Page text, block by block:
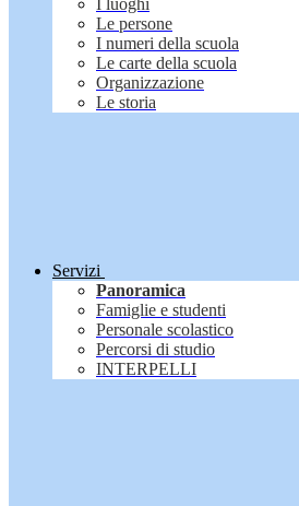
I luoghi
Le persone
I numeri della scuola
Le carte della scuola
Organizzazione
Le storia
Servizi
Panoramica
Famiglie e studenti
Personale scolastico
Percorsi di studio
INTERPELLI